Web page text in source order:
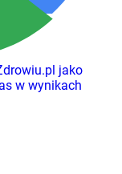
jako
w wynikach